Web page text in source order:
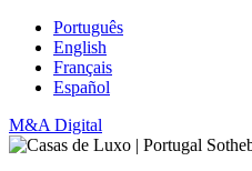
Português
English
Français
Español
M&A Digital